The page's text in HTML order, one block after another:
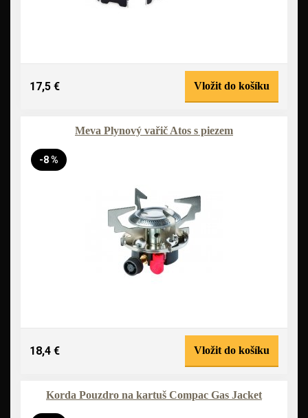
17,5 € Vložit do košíku
Meva Plynový vařič Atos s piezem
-8 %
18,4 € Vložit do košíku
Korda Pouzdro na kartuš Compac Gas Jacket